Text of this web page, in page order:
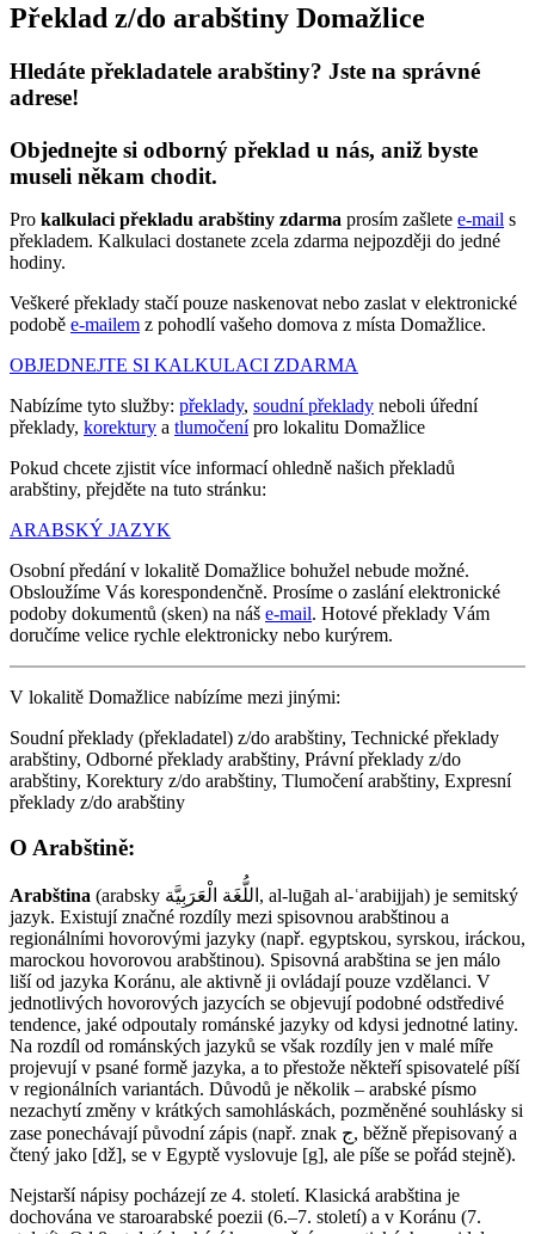
Překlad z/do arabštiny Domažlice
Hledáte překladatele arabštiny? Jste na správné
adrese!
Objednejte si odborný překlad u nás, aniž byste
museli někam chodit.
Pro kalkulaci překladu arabštiny zdarma prosím zašlete e-mail s
překladem. Kalkulaci dostanete zcela zdarma nejpozději do jedné
hodiny.
Veškeré překlady stačí pouze naskenovat nebo zaslat v elektronické
podobě e-mailem z pohodlí vašeho domova z místa Domažlice.
OBJEDNEJTE SI KALKULACI ZDARMA
Nabízíme tyto služby: překlady, soudní překlady neboli úřední
překlady, korektury a tlumočenípro lokalitu Domažlice
Pokud chcete zjistit více informací ohledně našich překladů
arabštiny, přejděte na tuto stránku:
ARABSKÝ JAZYK
Osobní předání v lokalitě Domažlice bohužel nebude možné.
Obsloužíme Vás korespondenčně. Prosíme o zaslání elektronické
podoby dokumentů (sken) na náš e-mail. Hotové překlady Vám
doručíme velice rychle elektronicky nebo kurýrem.
V lokalitě Domažlice nabízíme mezi jinými:
Soudní překlady (překladatel) z/do arabštiny, Technické překlady
arabštiny, Odborné překlady arabštiny, Právní překlady z/do
arabštiny, Korektury z/do arabštiny, Tlumočení arabštiny, Expresní
překlady z/do arabštiny
O Arabštině:
Arabština (arabsky اللُّغَة الْعَرَبِيَّة‎‎, al-luḡah al-ʿarabijjah) je semitský
jazyk. Existují značné rozdíly mezi spisovnou arabštinou a
regionálními hovorovými jazyky (např. egyptskou, syrskou, iráckou,
marockou hovorovou arabštinou). Spisovná arabština se jen málo
liší od jazyka Koránu, ale aktivně ji ovládají pouze vzdělanci. V
jednotlivých hovorových jazycích se objevují podobné odstředivé
tendence, jaké odpoutaly románské jazyky od kdysi jednotné latiny.
Na rozdíl od románských jazyků se však rozdíly jen v malé míře
projevují v psané formě jazyka, a to přestože někteří spisovatelé píší
v regionálních variantách. Důvodů je několik – arabské písmo
nezachytí změny v krátkých samohláskách, pozměněné souhlásky si
zase ponechávají původní zápis (např. znak ج, běžně přepisovaný a
čtený jako [dž], se v Egyptě vyslovuje [g], ale píše se pořád stejně).
Nejstarší nápisy pocházejí ze 4. století. Klasická arabština je
dochována ve staroarabské poezii (6.–7. století) a v Koránu (7.